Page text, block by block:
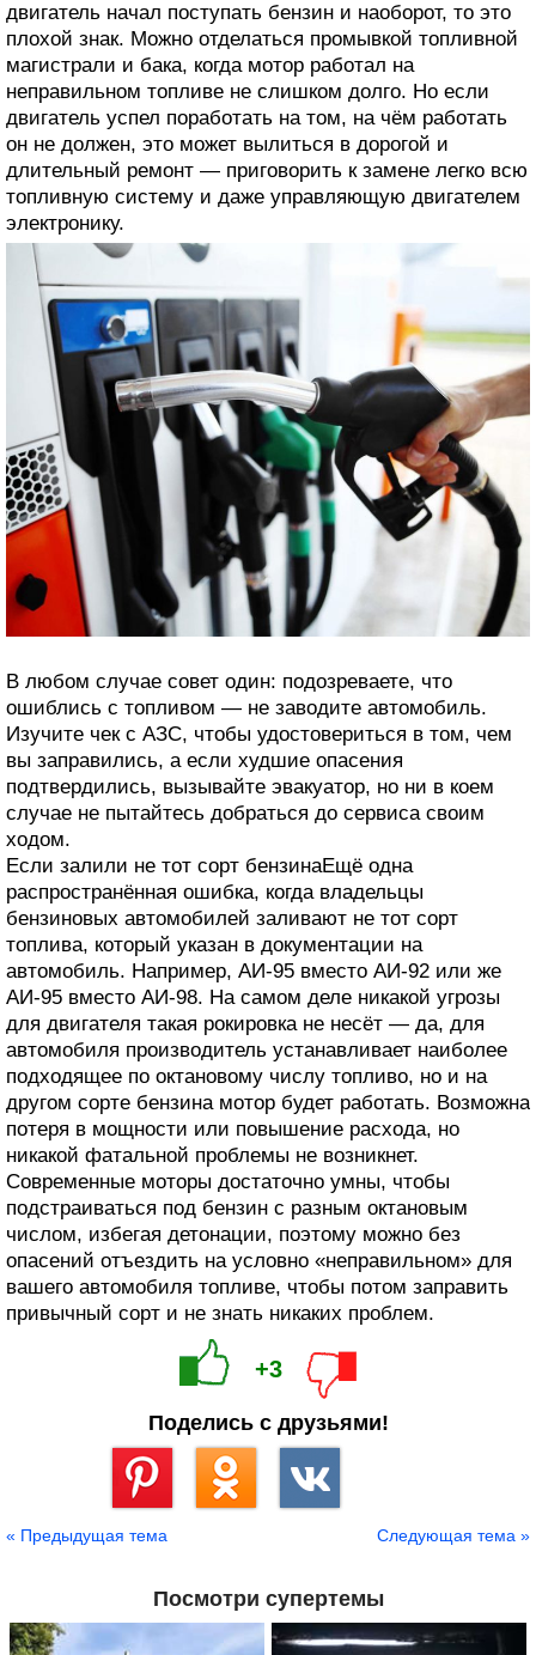
двигатель начал поступать бензин и наоборот, то это
плохой знак. Можно отделаться промывкой топливной
магистрали и бака, когда мотор работал на
неправильном топливе не слишком долго. Но если
двигатель успел поработать на том, на чём работать
он не должен, это может вылиться в дорогой и
длительный ремонт — приговорить к замене легко всю
топливную систему и даже управляющую двигателем
электронику.
В любом случае совет один: подозреваете, что
ошиблись с топливом — не заводите автомобиль.
Изучите чек с АЗС, чтобы удостовериться в том, чем
вы заправились, а если худшие опасения
подтвердились, вызывайте эвакуатор, но ни в коем
случае не пытайтесь добраться до сервиса своим
ходом.
Если залили не тот сорт бензинаЕщё одна
распространённая ошибка, когда владельцы
бензиновых автомобилей заливают не тот сорт
топлива, который указан в документации на
автомобиль. Например, АИ-95 вместо АИ-92 или же
АИ-95 вместо АИ-98. На самом деле никакой угрозы
для двигателя такая рокировка не несёт — да, для
автомобиля производитель устанавливает наиболее
подходящее по октановому числу топливо, но и на
другом сорте бензина мотор будет работать. Возможна
потеря в мощности или повышение расхода, но
никакой фатальной проблемы не возникнет.
Современные моторы достаточно умны, чтобы
подстраиваться под бензин с разным октановым
числом, избегая детонации, поэтому можно без
опасений отъездить на условно «неправильном» для
вашего автомобиля топливе, чтобы потом заправить
привычный сорт и не знать никаких проблем.
+3
Поделись с друзьями!
« Предыдущая тема Следующая тема »
Посмотри супертемы